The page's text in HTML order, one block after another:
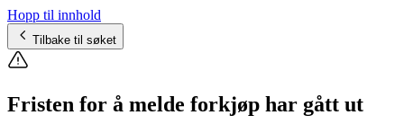
Hopp til innhold
Tilbake til søket
Fristen for å melde forkjøp har gått ut